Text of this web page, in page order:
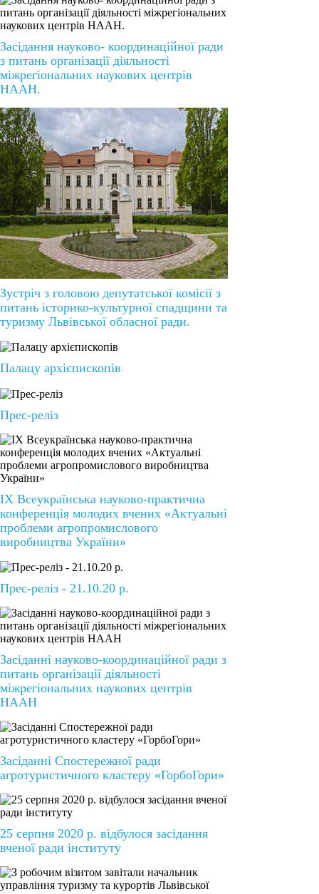
Засідання науково- координаційної ради
з питань організації діяльності
міжрегіональних наукових центрів
НААН.
Зустріч з головою депутатської комісії з
питань історико-культурної спадщини та
туризму Львівської обласної ради.
Палацу архієпископів
Прес-реліз
ІХ Всеукраїнська науково-практична
конференція молодих вчених «Актуальні
проблеми агропромислового
виробництва України»
Прес-реліз - 21.10.20 р.
Засіданні науково-координаційної ради з
питань організації діяльності
міжрегіональних наукових центрів
НААН
Засіданні Спостережної ради
агротуристичного кластеру «ГорбоГори»
25 серпня 2020 р. відбулося засідання
вченої ради інституту